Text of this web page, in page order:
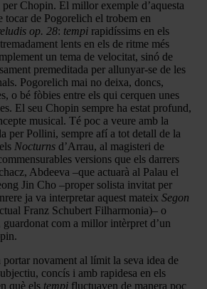
per Chopin. El millor exemple d’aquesta
tocar de Pogorelich el trobem en
op. 28: tempi rapidíssims en els
lents en els de ritme més
un tema de velocitat, sinó de
premeditada per allunyar-se de les
Pogorelich mai no deixa, doncs,
o bé fòbies entre els qui cerquen unes
El seu Chopin sempre ha estat profund,
musical. Té poc a veure amb la
per Pollini, sempre afí a tot detall de la
Nocturns d’Arrau, al magisteri de
versions que els darrers
Abdeeva –que actuarà al Palau el
Jin Cho –proper solista invitat per
ja va interpretar aquest mateix Segon
Franz Schubert Filharmonia)– o
com a millor intèrpret d’un
novament al límit la seva idea de
concís i amb rapidesa en els
què els tempi fluctuaven de manera poc